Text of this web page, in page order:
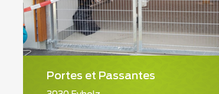
Portes et Passantes